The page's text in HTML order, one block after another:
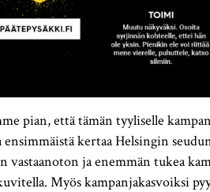
pian, että tämän tyyliselle
ensimmäistä kertaa Helsingin
vastaanoton ja enemmän tukea
Myös kampanjakasvoiksi